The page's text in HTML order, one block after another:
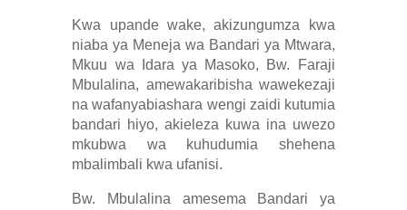
Kwa upande wake, akizungumza kwa
niaba ya Meneja wa Bandari ya Mtwara,
Mkuu wa Idara ya Masoko, Bw. Faraji
Mbulalina, amewakaribisha wawekezaji
na wafanyabiashara wengi zaidi kutumia
bandari hiyo, akieleza kuwa ina uwezo
mkubwa wa kuhudumia shehena
mbalimbali kwa ufanisi.
Bw. Mbulalina amesema Bandari ya